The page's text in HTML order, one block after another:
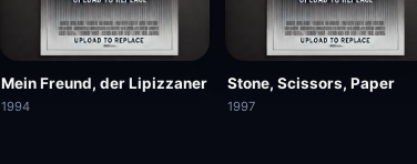
Mein Freund, der Lipizzaner
1994
Stone, Scissors, Paper
1997